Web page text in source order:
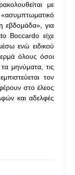
με
εβδομάδα», για
Boccardo είχε
ενώ ειδικού
όλους όσοι
μηνύματα, τις
τον
στο έλεος
και αδελφές